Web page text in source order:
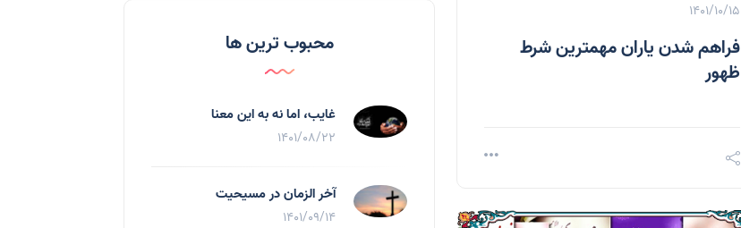
1401/10/15
فراهم شدن یاران مهمترین شرط
ظهور
محبوب ترین ها
غایب، اما نه به اين معنا
1401/08/22
آخر الزمان در مسیحیت
1401/09/14